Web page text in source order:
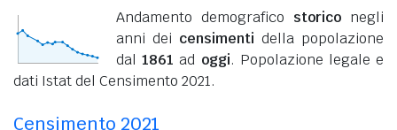
Andamento demografico storico negli
anni dei censimenti della popolazione
dal1861 ad oggi. Popolazione legale e
dati Istat del Censimento 2021.
Censimento 2021